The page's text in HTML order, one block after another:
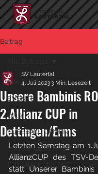
Beitrag
Alle Beiträge
EVENTS
2019
FUSSBALL DAMEN
FUSSBALL HERREN
FUSSBALL JUGEND
Unsere Bambinis
2.Allianz CUP in
Dettingen/Erms
SV Lautertal
4. Juli 20233 Min. Lesezeit
Letzten Samstag am
AllianzCUP des TSV-
statt. Unserer Bambinis